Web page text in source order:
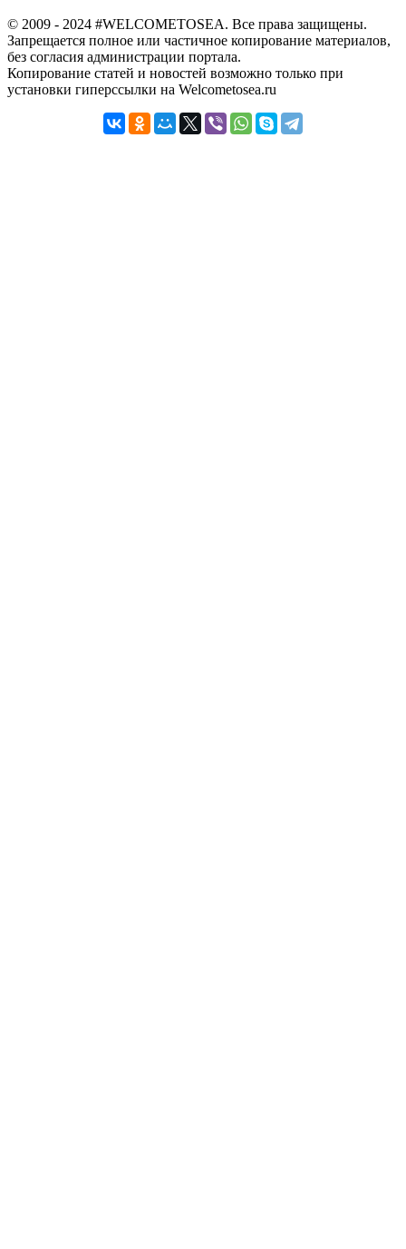
© 2009 - 2024 #WELCOMETOSEA. Все права защищены.
Запрещается полное или частичное копирование материалов,
без согласия администрации портала.
Копирование статей и новостей возможно только при
установки гиперссылки на Welcometosea.ru